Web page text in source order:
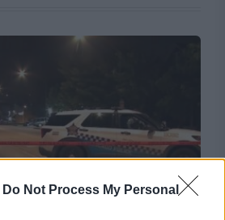
Do Not Process My Personal
INTERNATIONAL